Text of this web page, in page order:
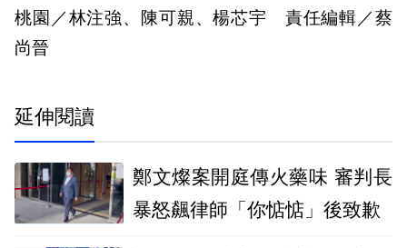
桃園／林注強、陳可親、楊芯宇 責任編輯／蔡
尚晉
延伸閱讀
鄭文燦案開庭傳火藥味 審判長
暴怒飆律師「你惦惦」後致歉